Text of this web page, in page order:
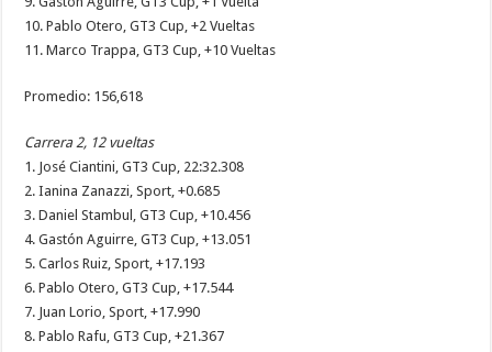
10. Pablo Otero, GT3 Cup, +2 Vueltas
11. Marco Trappa, GT3 Cup, +10 Vueltas
Promedio: 156,618
Carrera 2, 12 vueltas
1. José Ciantini, GT3 Cup, 22:32.308
2. Ianina Zanazzi, Sport, +0.685
3. Daniel Stambul, GT3 Cup, +10.456
4. Gastón Aguirre, GT3 Cup, +13.051
5. Carlos Ruiz, Sport, +17.193
6. Pablo Otero, GT3 Cup, +17.544
7. Juan Lorio, Sport, +17.990
8. Pablo Rafu, GT3 Cup, +21.367